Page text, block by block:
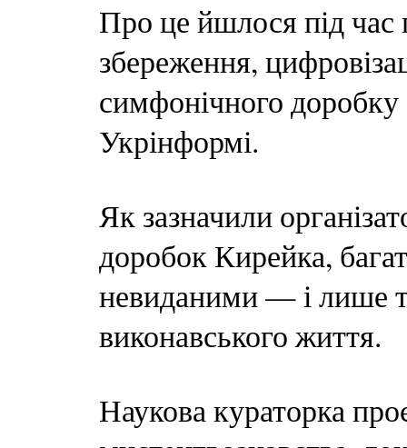
Про це йшлося під час
збереження,
симфонічного доробку
Укрінформі.
Як зазначили
доробок Кирейка,
невиданими — і лише
виконавського життя.
Наукова кураторка